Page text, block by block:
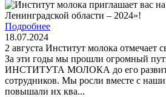
Подробнее
18.07.2024
2 августа Институт молока отмечает
За эти годы мы прошли огромный
ИНСТИТУТА МОЛОКА до его
сотрудников. Мы росли вместе с
повышали их ква...